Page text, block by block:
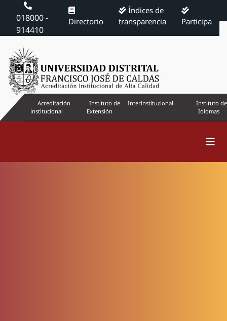
018000 -
914410
Directorio
Índices de
transparencia
Participa
Acreditación
institucional
Instituto de
Extensión
Interinstitucional
Instituto de
Idiomas